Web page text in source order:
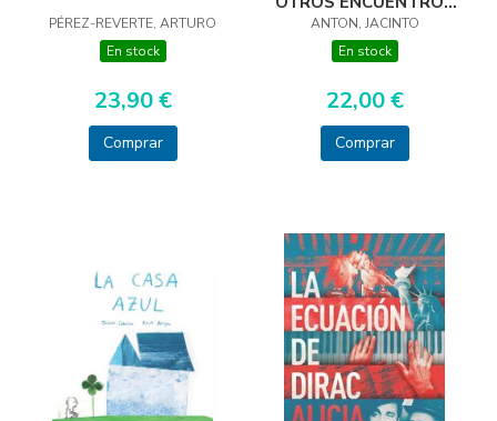
PÉREZ-REVERTE, ARTURO
En stock
23,90 €
Comprar
INESP
ANTON, JACINTO
En stock
22,00 €
Comprar